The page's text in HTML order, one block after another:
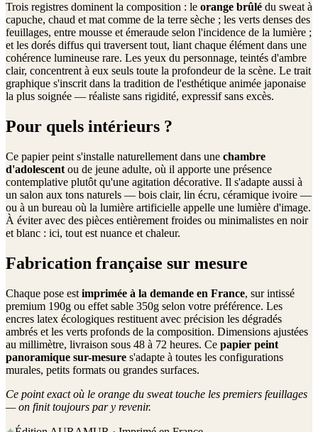
Trois registres dominent la composition : le orange brûlé du sweat à
capuche, chaud et mat comme de la terre sèche ; les verts denses des
feuillages, entre mousse et émeraude selon l'incidence de la lumière ;
et les dorés diffus qui traversent tout, liant chaque élément dans une
cohérence lumineuse rare. Les yeux du personnage, teintés d'ambre
clair, concentrent à eux seuls toute la profondeur de la scène. Le trait
graphique s'inscrit dans la tradition de l'esthétique animée japonaise
la plus soignée — réaliste sans rigidité, expressif sans excès.
Pour quels intérieurs ?
Ce papier peint s'installe naturellement dans une chambre
d'adolescent ou de jeune adulte, où il apporte une présence
contemplative plutôt qu'une agitation décorative. Il s'adapte aussi à
un salon aux tons naturels — bois clair, lin écru, céramique ivoire —
ou à un bureau où la lumière artificielle appelle une lumière d'image.
À éviter avec des pièces entièrement froides ou minimalistes en noir
et blanc : ici, tout est nuance et chaleur.
Fabrication française sur mesure
Chaque pose est imprimée à la demande en France, sur intissé
premium 190g ou effet sable 350g selon votre préférence. Les
encres latex écologiques restituent avec précision les dégradés
ambrés et les verts profonds de la composition. Dimensions ajustées
au millimètre, livraison sous 48 à 72 heures. Ce papier peint
panoramique sur-mesure s'adapte à toutes les configurations
murales, petits formats ou grandes surfaces.
Ce point exact où le orange du sweat touche les premiers feuillages
— on finit toujours par y revenir.